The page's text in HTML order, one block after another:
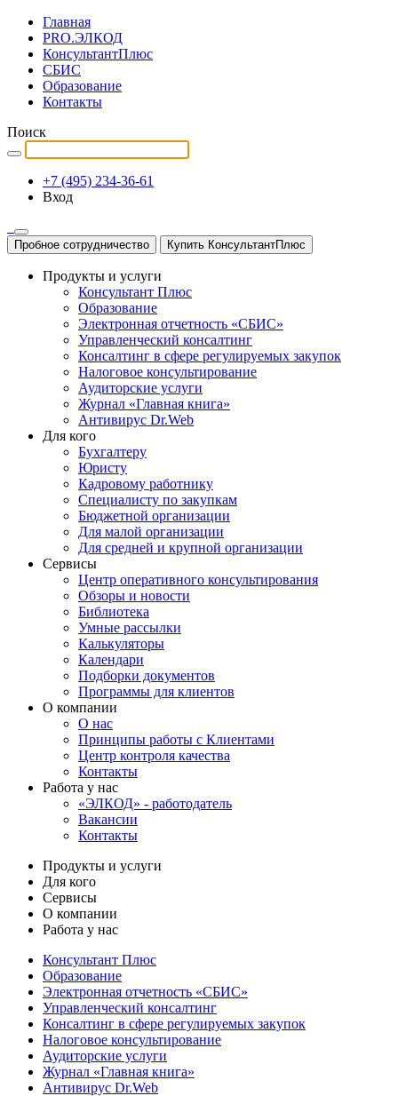
Главная
PRO.ЭЛКОД
КонсультантПлюс
СБИС
Образование
Контакты
Поиск
+7 (495) 234-36-61
Вход
Пробное сотрудничество Купить КонсультантПлюс
Продукты и услуги
Консультант Плюс
Образование
Электронная отчетность «СБИС»
Управленческий консалтинг
Консалтинг в сфере регулируемых закупок
Налоговое консультирование
Аудиторские услуги
Журнал «Главная книга»
Антивирус Dr.Web
Для кого
Бухгалтеру
Юристу
Кадровому работнику
Специалисту по закупкам
Бюджетной организации
Для малой организации
Для средней и крупной организации
Сервисы
Центр оперативного консультирования
Обзоры и новости
Библиотека
Умные рассылки
Калькуляторы
Календари
Подборки документов
Программы для клиентов
О компании
О нас
Принципы работы с Клиентами
Центр контроля качества
Контакты
Работа у нас
«ЭЛКОД» - работодатель
Вакансии
Контакты
Продукты и услуги
Для кого
Сервисы
О компании
Работа у нас
Консультант Плюс
Образование
Электронная отчетность «СБИС»
Управленческий консалтинг
Консалтинг в сфере регулируемых закупок
Налоговое консультирование
Аудиторские услуги
Журнал «Главная книга»
Антивирус Dr.Web